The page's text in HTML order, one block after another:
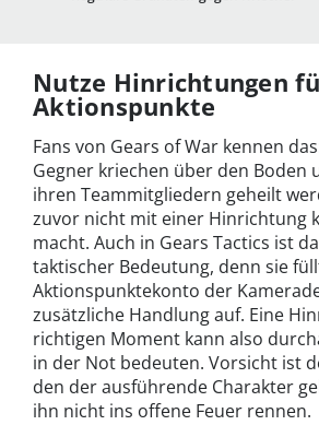
Nutze Hinrichtungen
Aktionspunkte
Fans von Gears of War kennen
Gegner kriechen über den Boden
ihren Teammitgliedern geheilt
zuvor nicht mit einer Hinrichtung
macht. Auch in Gears Tactics ist
taktischer Bedeutung, denn sie
Aktionspunktekonto der
zusätzliche Handlung auf. Eine
richtigen Moment kann also
in der Not bedeuten. Vorsicht ist
den der ausführende Charakter
ihn nicht ins offene Feuer rennen.